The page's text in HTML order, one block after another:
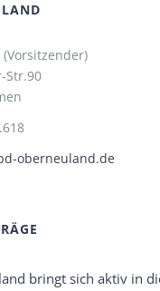
(Vorsitzender)
Str.90
oberneuland.de
bringt sich aktiv in